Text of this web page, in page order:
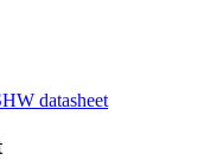
datasheet